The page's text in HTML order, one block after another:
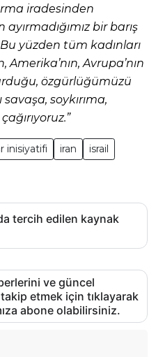
iradesinden
bir barış
yüzden tüm kadınları
Amerika’nın, Avrupa’nın
özgürlüğümüzü
soykırıma,
inisiyatifi iran
israil
tercih edilen kaynak
ve güncel
etmek için tıklayarak
abone olabilirsiniz.